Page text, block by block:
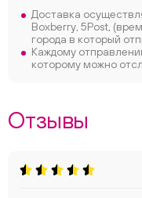
Доставка
Boxberry, 5Post,
города в который
Каждому
которому можно
Отзывы